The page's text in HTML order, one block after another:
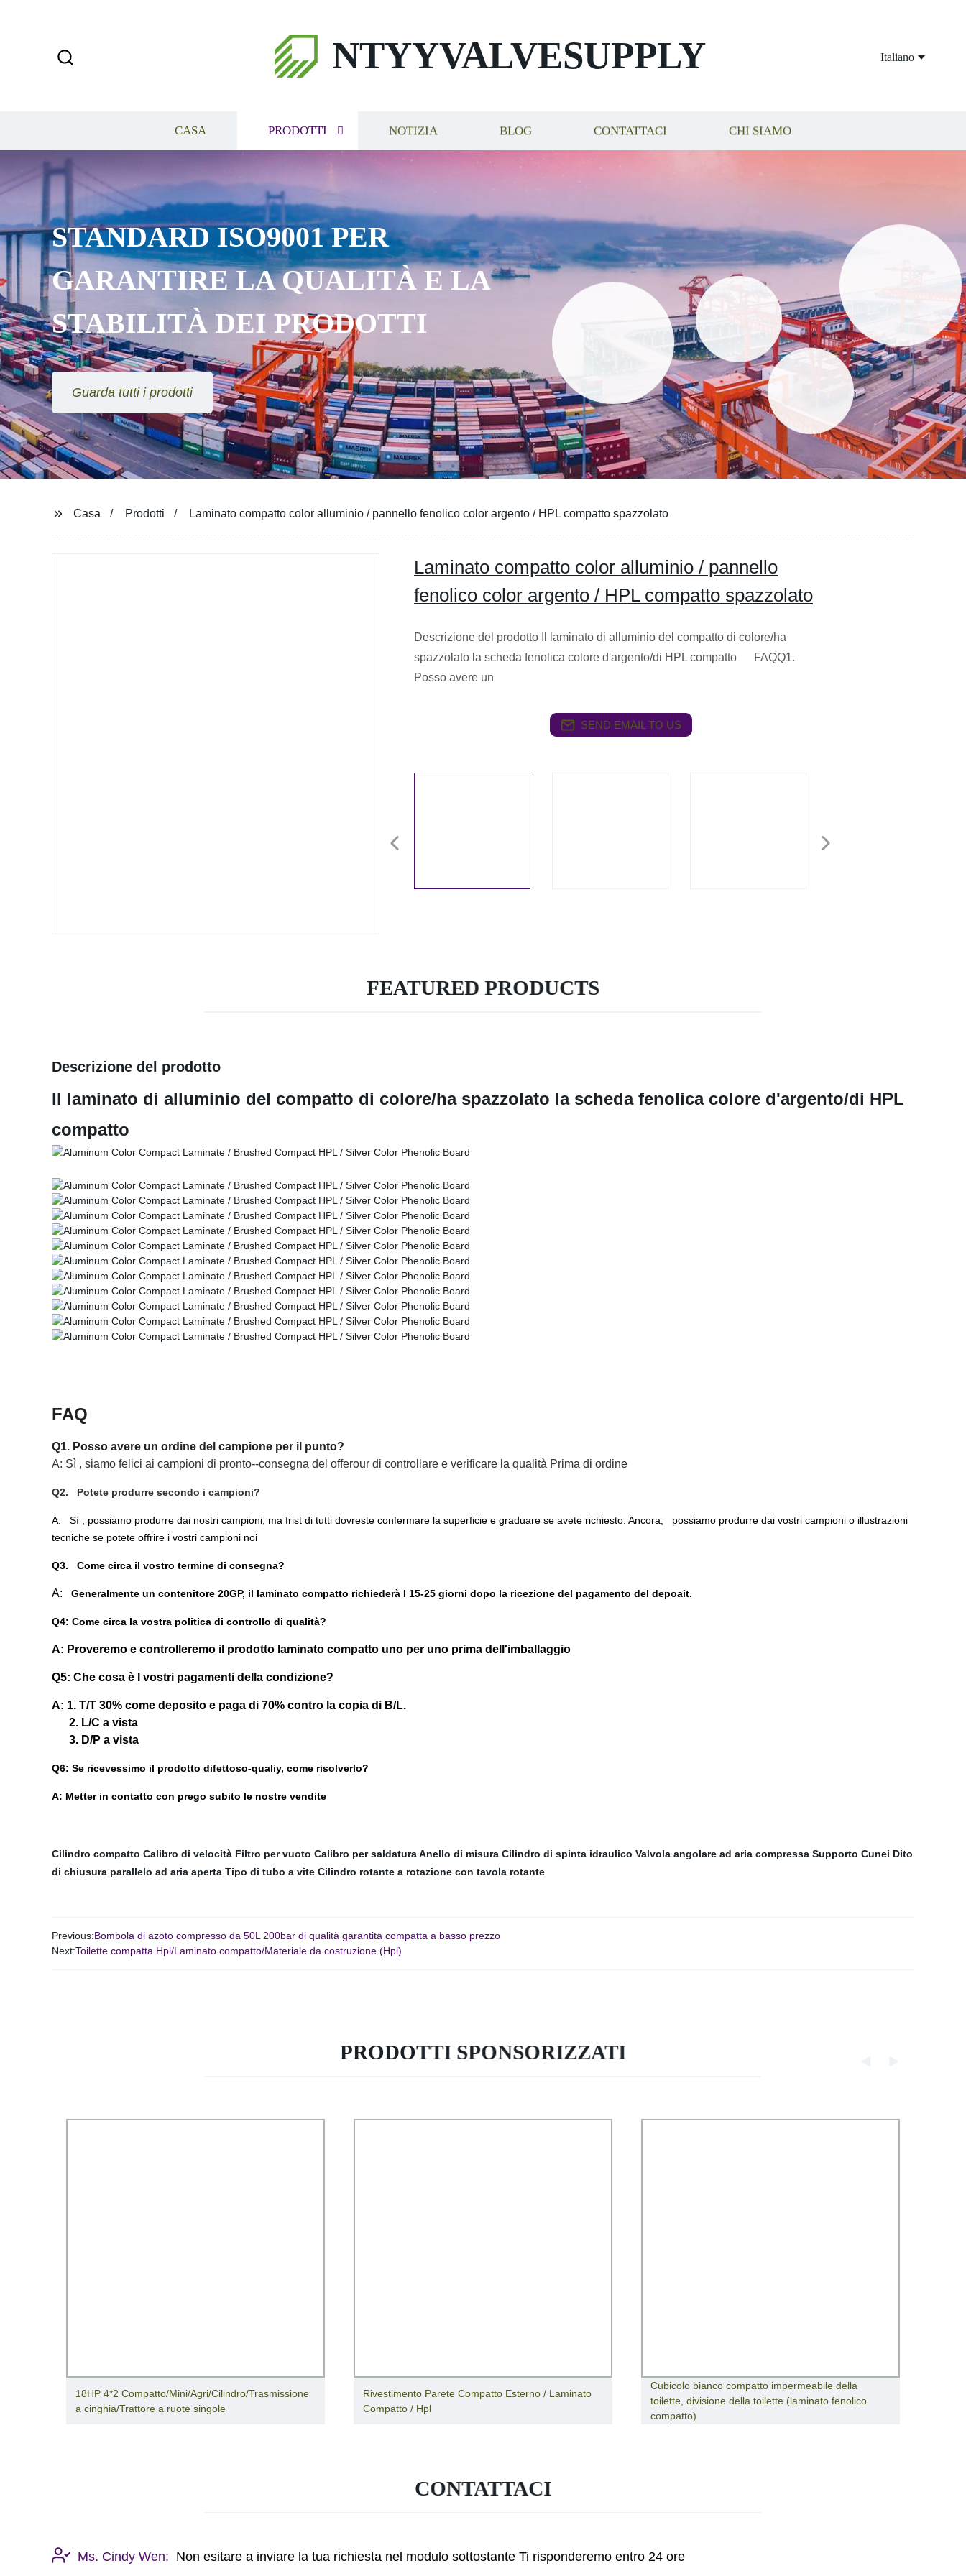
NTYYVALVESUPPLY Italiano
CASA PRODOTTI NOTIZIA BLOG CONTATTACI CHI SIAMO
STANDARD ISO9001 PER
GARANTIRE LA QUALITÀ E LA
STABILITÀ DEI PRODOTTI
Guarda tutti i prodotti
Casa Prodotti Laminato compatto color alluminio / pannello fenolico color argento / HPL compatto spazzolato
Laminato compatto color alluminio / pannello
fenolico color argento / HPL compatto spazzolato
Descrizione del prodotto Il laminato di alluminio del compatto di colore/ha
spazzolato la scheda fenolica colore d'argento/di HPL compatto FAQQ1.
Posso avere un
SEND EMAIL TO US
FEATURED PRODUCTS
Descrizione del prodotto
Il laminato di alluminio del compatto di colore/ha spazzolato la scheda fenolica colore d'argento/di HPL
compatto
FAQ
Q1. Posso avere un ordine del campione per il punto?
A: Sì , siamo felici ai campioni di pronto--consegna del offerour di controllare e verificare la qualità Prima di ordine
Q2. Potete produrre secondo i campioni?
A: Sì , possiamo produrre dai nostri campioni, ma frist di tutti dovreste confermare la superficie e graduare se avete richiesto. Ancora, possiamo produrre dai vostri campioni o illustrazioni
tecniche se potete offrire i vostri campioni noi
Q3. Come circa il vostro termine di consegna?
A: Generalmente un contenitore 20GP, il laminato compatto richiederà I 15-25 giorni dopo la ricezione del pagamento del depoait.
Q4: Come circa la vostra politica di controllo di qualità?
A: Proveremo e controlleremo il prodotto laminato compatto uno per uno prima dell'imballaggio
Q5: Che cosa è I vostri pagamenti della condizione?
A: 1. T/T 30% come deposito e paga di 70% contro la copia di B/L.
2. L/C a vista
3. D/P a vista
Q6: Se ricevessimo il prodotto difettoso-qualiy, come risolverlo?
A: Metter in contatto con prego subito le nostre vendite
Cilindro compatto Calibro di velocità Filtro per vuoto Calibro per saldaturaAnello di misura Cilindro di spinta idraulico Valvola angolare ad aria compressa Supporto Cunei Dito
di chiusura parallelo ad aria aperta Tipo di tubo a vite Cilindro rotante a rotazione con tavola rotante
Previous:Bombola di azoto compresso da 50L 200bar di qualità garantita compatta a basso prezzo
Next:Toilette compatta Hpl/Laminato compatto/Materiale da costruzione (Hpl)
PRODOTTI SPONSORIZZATI
18HP 4*2 Compatto/Mini/Agri/Cilindro/Trasmissione
a cinghia/Trattore a ruote singole
Rivestimento Parete Compatto Esterno / Laminato
Compatto / Hpl
Cubicolo bianco compatto impermeabile della
toilette, divisione della toilette (laminato fenolico
compatto)
CONTATTACI
Ms. Cindy Wen: Non esitare a inviare la tua richiesta nel modulo sottostante Ti risponderemo entro 24 ore